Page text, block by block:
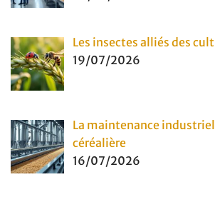
Les insectes alliés des
19/07/2026
La maintenance
céréalière
16/07/2026